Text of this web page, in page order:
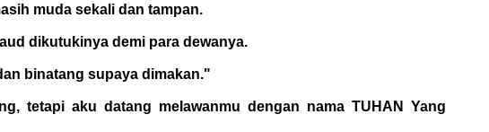
muda sekali dan tampan.
dikutukinya demi para dewanya.
binatang supaya dimakan."
tetapi aku datang melawanmu dengan nama TUHAN Yang